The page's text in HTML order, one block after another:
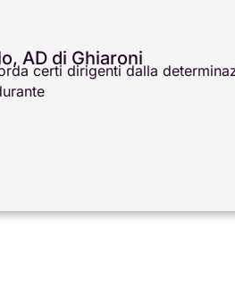
AD di Ghiaroni
certi dirigenti dalla